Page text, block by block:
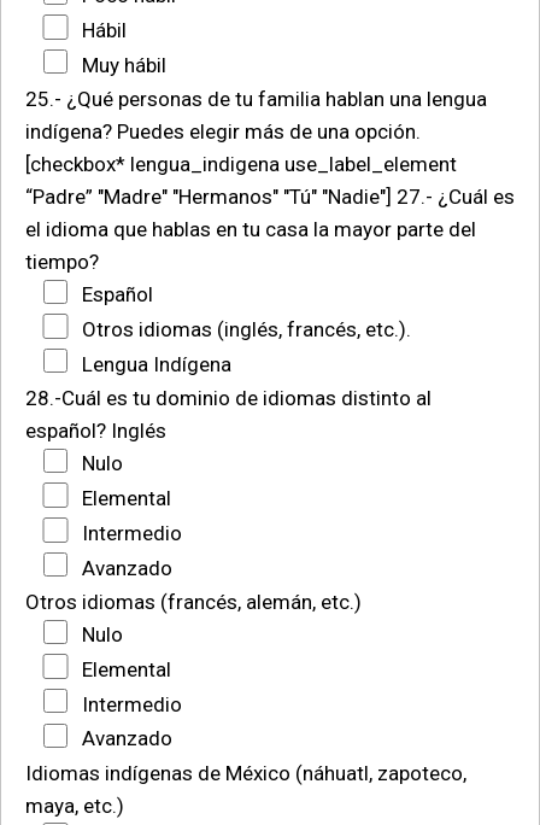
Hábil
Muy hábil
25.- ¿Qué personas de tu familia hablan una lengua
indígena? Puedes elegir más de una opción.
[checkbox* lengua_indigena use_label_element
“Padre” "Madre" "Hermanos" "Tú" "Nadie"] 27.- ¿Cuál es
el idioma que hablas en tu casa la mayor parte del
tiempo?
Español
Otros idiomas (inglés, francés, etc.).
Lengua Indígena
28.-Cuál es tu dominio de idiomas distinto al
español? Inglés
Nulo
Elemental
Intermedio
Avanzado
Otros idiomas (francés, alemán, etc.)
Nulo
Elemental
Intermedio
Avanzado
Idiomas indígenas de México (náhuatl, zapoteco,
maya, etc.)